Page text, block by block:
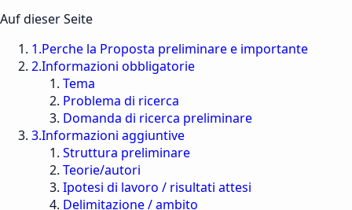
Auf dieser Seite
1.Perche la Proposta preliminare e importante
2.Informazioni obbligatorie
Tema
Problema di ricerca
Domanda di ricerca preliminare
3.Informazioni aggiuntive
Struttura preliminare
Teorie/autori
Ipotesi di lavoro / risultati attesi
Delimitazione / ambito